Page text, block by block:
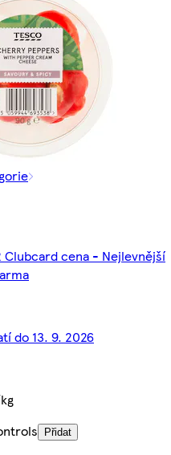
Clubcard cena - Nejlevnější
do 13. 9. 2026
Přidat